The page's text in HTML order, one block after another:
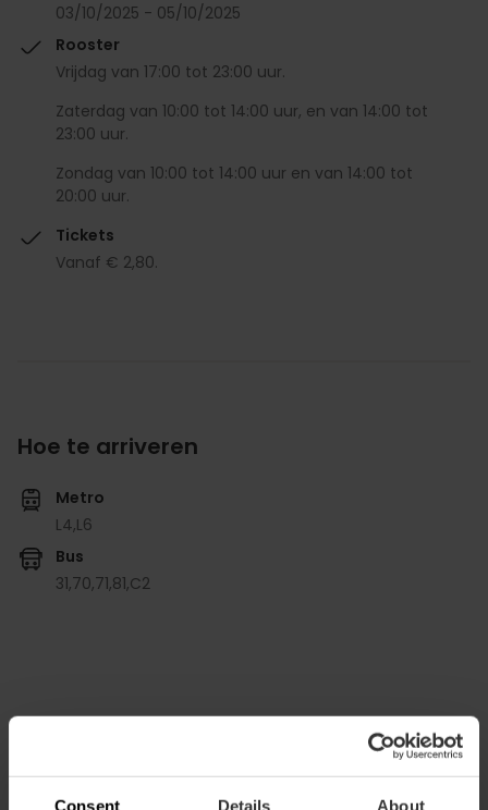
Consent Details About
03/10/2025 - 05/10/2025
Rooster
Vrijdag van 17:00 tot 23:00 uur.
Zaterdag van 10:00 tot 14:00 uur, en van 14:00 tot
23:00 uur.
Zondag van 10:00 tot 14:00 uur en van 14:00 tot
20:00 uur.
Tickets
Vanaf € 2,80.
Hoe te arriveren
Metro
L4,L6
Bus
31,70,71,81,C2
Jardines del Real / Viveros, Avenida del Botánico